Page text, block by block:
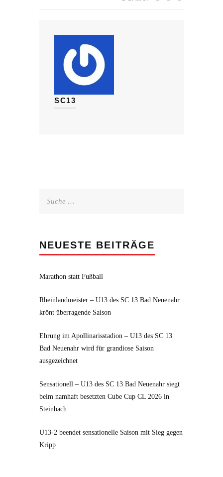
SC13
NEUESTE BEITRÄGE
Marathon statt Fußball
Rheinlandmeister – U13 des SC 13 Bad Neuenahr
krönt überragende Saison
Ehrung im Apollinarisstadion – U13 des SC 13
Bad Neuenahr wird für grandiose Saison
ausgezeichnet
Sensationell – U13 des SC 13 Bad Neuenahr siegt
beim namhaft besetzten Cube Cup CL 2026 in
Steinbach
U13-2 beendet sensationelle Saison mit Sieg gegen
Kripp